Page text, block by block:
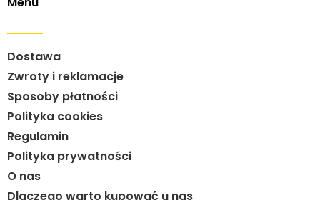
Dostawa
Zwroty i reklamacje
Sposoby płatności
Polityka cookies
Regulamin
Polityka prywatności
O nas
Dlaczego warto kupować u nas